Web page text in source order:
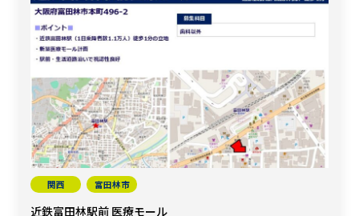
関西 富田林市
近鉄富田林駅前 医療モール